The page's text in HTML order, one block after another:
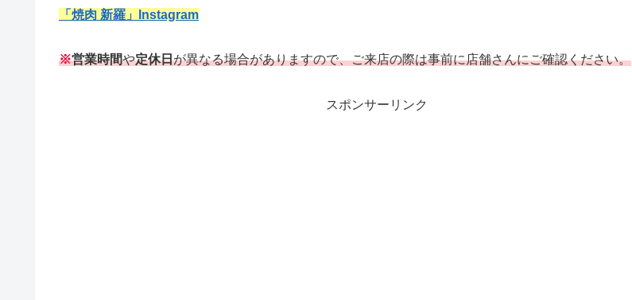
「焼肉 新羅」Instagram
※営業時間や定休日が異なる場合がありますので、ご来店の際は事前に店舗さんにご確認ください。
スポンサーリンク